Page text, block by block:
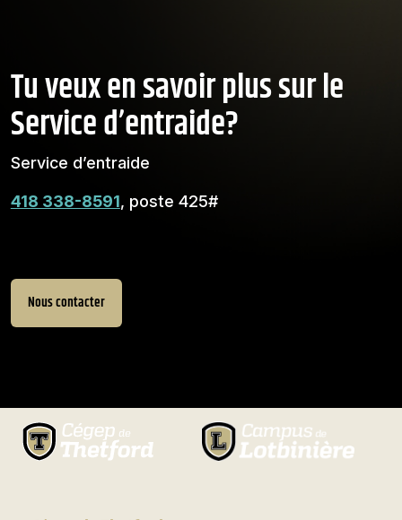
Tu veux en savoir plus sur le
Service d’entraide?
Service d’entraide
418 338-8591, poste 425#
Nous contacter